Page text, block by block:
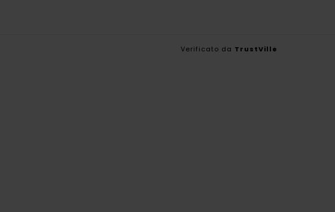
Verificato da TrustVille